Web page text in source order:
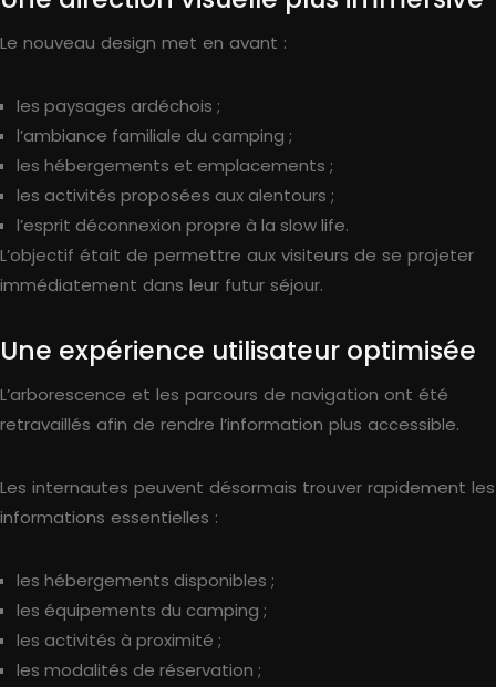
Le nouveau design met en avant :
les paysages ardéchois ;
l’ambiance familiale du camping ;
les hébergements et emplacements ;
les activités proposées aux alentours ;
l’esprit déconnexion propre à la slow life.
L’objectif était de permettre aux visiteurs de se projeter
immédiatement dans leur futur séjour.
Une expérience utilisateur optimisée
L’arborescence et les parcours de navigation ont été
retravaillés afin de rendre l’information plus accessible.
Les internautes peuvent désormais trouver rapidement les
informations essentielles :
les hébergements disponibles ;
les équipements du camping ;
les activités à proximité ;
les modalités de réservation ;